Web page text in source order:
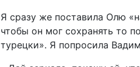
Я сразу же поставила Олю
чтобы он мог сохранять то
турецки». Я попросила